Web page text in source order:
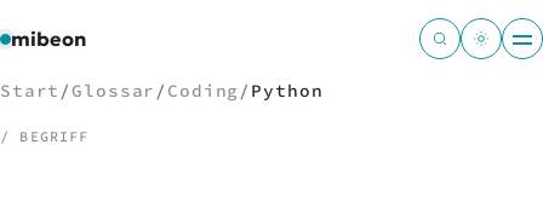
mibeon
Start /Glossar / Coding / Python
/ BEGRIFF